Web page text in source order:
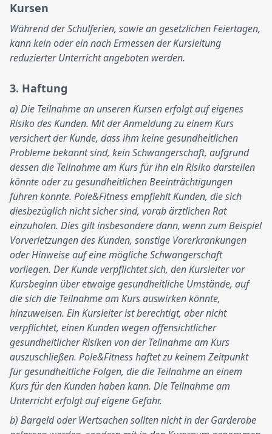
Kursen
Während der Schulferien, sowie an gesetzlichen Feiertagen,
kann kein oder ein nach Ermessen der Kursleitung
reduzierter Unterricht angeboten werden.
3. Haftung
a) Die Teilnahme an unseren Kursen erfolgt auf eigenes
Risiko des Kunden. Mit der Anmeldung zu einem Kurs
versichert der Kunde, dass ihm keine gesundheitlichen
Probleme bekannt sind, kein Schwangerschaft, aufgrund
dessen die Teilnahme am Kurs für ihn ein Risiko darstellen
könnte oder zu gesundheitlichen Beeinträchtigungen
führen könnte. Pole&Fitness empfiehlt Kunden, die sich
diesbezüglich nicht sicher sind, vorab ärztlichen Rat
einzuholen. Dies gilt insbesondere dann, wenn zum Beispiel
Vorverletzungen des Kunden, sonstige Vorerkrankungen
oder Hinweise auf eine mögliche Schwangerschaft
vorliegen. Der Kunde verpflichtet sich, den Kursleiter vor
Kursbeginn über etwaige gesundheitliche Umstände, auf
die sich die Teilnahme am Kurs auswirken könnte,
hinzuweisen. Ein Kursleiter ist berechtigt, aber nicht
verpflichtet, einen Kunden wegen offensichtlicher
gesundheitlicher Risiken von der Teilnahme am Kurs
auszuschließen. Pole&Fitness haftet zu keinem Zeitpunkt
für gesundheitliche Folgen, die die Teilnahme an einem
Kurs für den Kunden haben kann. Die Teilnahme am
Unterricht erfolgt auf eigene Gefahr.
b) Bargeld oder Wertsachen sollten nicht in der Garderobe